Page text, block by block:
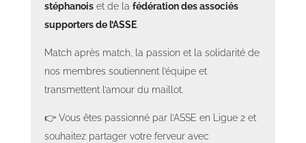
stéphanois et de la fédération des associés
supporters de l’ASSE.
Match après match, la passion et la solidarité de
nos membres soutiennent l’équipe et
transmettent l’amour du maillot.
👉 Vous êtes passionné par l’ASSE en Ligue 2 et
souhaitez partager votre ferveur avec